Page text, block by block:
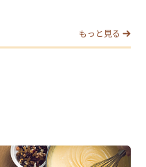
もっと見る